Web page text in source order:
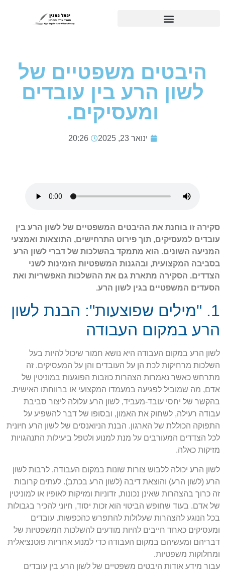
היבטים משפטיים של
לשון הרע בין עובדים
ומעסיקים.
ינואר 23, 2025 20:26
סקירה זו בוחנת את ההיבטים המשפטיים של לשון הרע בין
עובדים למעסיקים, תוך פירוט התרחישים, התוצאות ואמצעי
המניעה השונים. הוא מתמקד בהשלכות של דברי לשון הרע
בסביבה המקצועית, ובהגנות המשפטיות הזמינות לשני
הצדדים. הסקירה מתארת גם את ההשלכות האפשריות ואת
הסעדים המשפטיים בגין לשון הרע.
1. "מילים שפוצעות": הבנת לשון
הרע במקום העבודה
לשון הרע במקום העבודה היא נושא חמור שיכול להיות בעל
השלכות מרחיקות לכת הן על העובדים והן על המעסיקים. זה
מתרחש כאשר נאמרות הצהרות כוזבות הפוגעות במוניטין של
אדם, מה שמוביל לפגיעה במעמדו המקצועי או ברווחתו האישית.
בהקשר של יחסי עובד-מעביד, לשון הרע עלולה ליצור סביבת
עבודה רעילה, לשחוק את האמון, ובסופו של דבר להשפיע על
התפוקה הכוללת של הארגון. הבנת הניואנסים של לשון הרע חיונית
לכל הצדדים המעורבים על מנת למנוע ולטפל ביעילות התנהגויות
מזיקות כאלה.
לשון הרע יכולה ללבוש צורות שונות במקום העבודה, לרבות לשון
הרע (לשון הרע) והוצאת דיבה (לשון הרע בכתב). לעתים קרובות
זה כרוך בהצהרות שאינן נכונות, זדוניות ומזיקות לאופיו או למוניטין
של אדם. בעוד שחופש הביטוי הוא זכות יסוד, חיוני להכיר בגבולות
בכל הנוגע להצהרות שעלולות להתפרש כהכפשות. עובדים
ומעסיקים כאחד חייבים להיות מודעים להשלכות המשפטיות של
דבריהם ומעשיהם במקום העבודה כדי למנוע אחריות פוטנציאלית
ומחלוקות משפטיות.
עבור מידע אודות היבטים משפטיים של לשון הרע בין עובדים